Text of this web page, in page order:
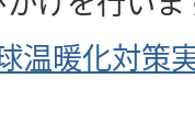
温暖化対策